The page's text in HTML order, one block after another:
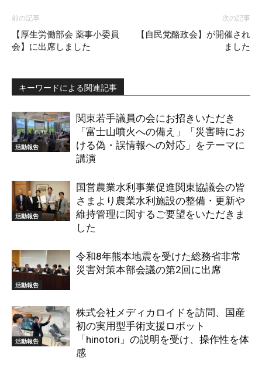
前の記事
【厚生労働部会 薬事小委員
会】に出席しました
次の記事
【自民党酪政会】が開催され
ました
キーワードによる関連記事
活動報告
関東若手議員の会にお招きいただき
「富士山噴火への備え」「災害時にお
ける偽・誤情報への対応」をテーマに
講演
活動報告
国営農業水利事業促進関東協議会の皆
さまより農業水利施設の整備・更新や
維持管理に関するご要望をいただきま
した
活動報告
令和8年熊本地震を受けた総務省非常
災害対策本部会議の第2回に出席
活動報告
株式会社メディカロイドを訪問、国産
初の実用型手術支援ロボット
「hinotori」の説明を受け、操作性を体
感